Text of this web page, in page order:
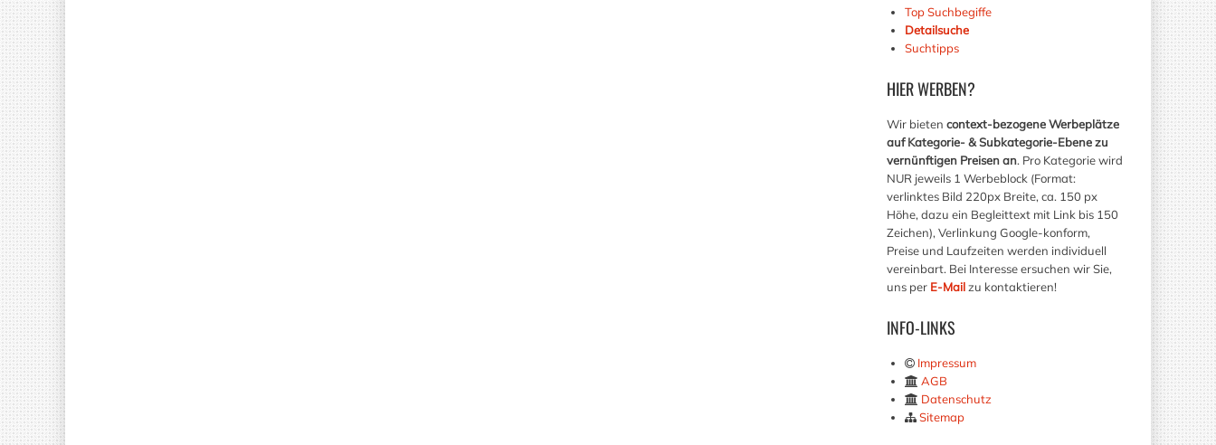
Top Suchbegiffe
Detailsuche
Suchtipps
HIERWERBEN?
Wir bieten context-bezogene Werbeplätze
auf Kategorie- & Subkategorie-Ebene zu
vernünftigen Preisen an. Pro Kategorie wird
NUR jeweils 1 Werbeblock (Format:
verlinktes Bild 220px Breite, ca. 150 px
Höhe, dazu ein Begleittext mit Link bis 150
Zeichen), Verlinkung Google-konform,
Preise und Laufzeiten werden individuell
vereinbart. Bei Interesse ersuchen wir Sie,
uns per E-Mailzu kontaktieren!
INFO-LINKS
Impressum
AGB
Datenschutz
Sitemap